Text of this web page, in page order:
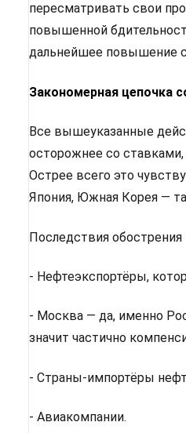
пересматривать свои
повышенной
дальнейшее повышение
Закономерная цепочка
Все вышеуказанные
осторожнее со
Острее всего это
Япония, Южная Корея —
Последствия
- Нефтеэкспортёры,
- Москва — да, именно
значит частично
- Страны-импортёры
- Авиакомпании.